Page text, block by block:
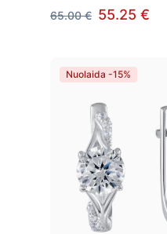
65.00 € 55.25 €
Nuolaida -15%